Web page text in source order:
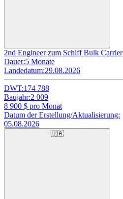
2nd Engineer zum Schiff Bulk Carrier
Dauer:5 Monate
Landedatum:29.08.2026
DWT:174 788
Baujahr:2 009
8 900 $ pro Monat
Datum der Erstellung/Aktualisierung:
05.08.2026
🇺🇦